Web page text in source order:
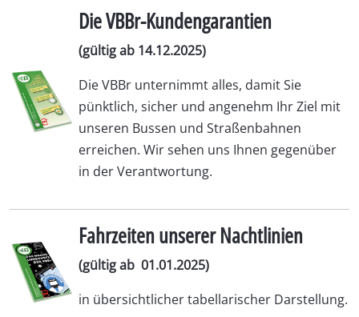
Die VBBr-Kundengarantien
(gültig ab 14.12.2025)
Die VBBr unternimmt alles, damit Sie
pünktlich, sicher und angenehm Ihr Ziel mit
unseren Bussen und Straßenbahnen
erreichen. Wir sehen uns Ihnen gegenüber
in der Verantwortung.
Fahrzeiten unserer Nachtlinien
(gültig ab 01.01.2025)
in übersichtlicher tabellarischer Darstellung.